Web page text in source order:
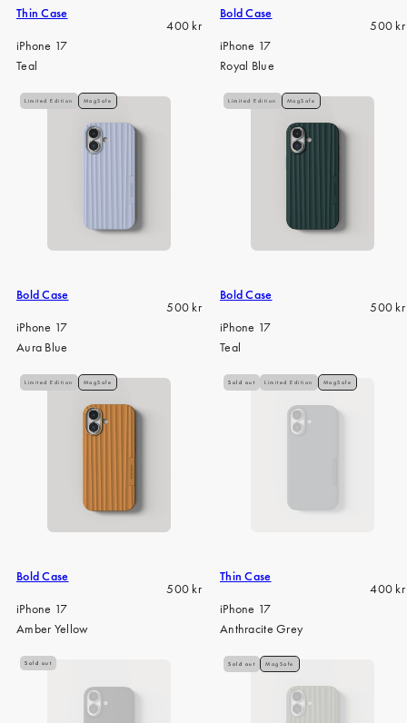
Thin Case
Regular
400 kr
iPhone 17
Teal
Bold Case
500 kr
iPhone 17
Royal Blue
Limited Edition MagSafe
Bold Case
Regular
500 kr
iPhone 17
Aura Blue
Limited Edition MagSafe
Bold Case
500 kr
iPhone 17
Teal
Limited Edition MagSafe
Bold Case
Regular
500 kr
iPhone 17
Amber Yellow
Sold out Limited Edition MagSafe
Thin Case
400 kr
iPhone 17
Anthracite Grey
Sold out Sold out MagSafe